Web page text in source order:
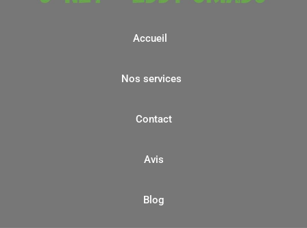
Accueil
Nos services
Contact
Avis
Blog